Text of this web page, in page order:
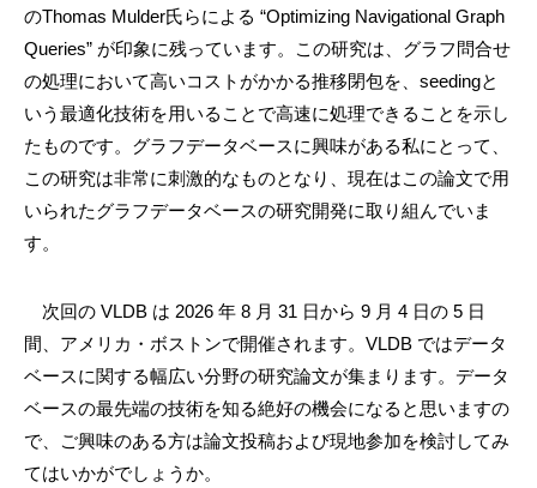
のThomas Mulder氏らによる “Optimizing Navigational Graph
Queries” が印象に残っています。この研究は、グラフ問合せ
の処理において高いコストがかかる推移閉包を、seedingと
いう最適化技術を用いることで高速に処理できることを示し
たものです。グラフデータベースに興味がある私にとって、
この研究は非常に刺激的なものとなり、現在はこの論文で用
いられたグラフデータベースの研究開発に取り組んでいま
す。
次回の VLDB は 2026 年 8 月 31 日から 9 月 4 日の 5 日
間、アメリカ・ボストンで開催されます。VLDB ではデータ
ベースに関する幅広い分野の研究論文が集まります。データ
ベースの最先端の技術を知る絶好の機会になると思いますの
で、ご興味のある方は論文投稿および現地参加を検討してみ
てはいかがでしょうか。